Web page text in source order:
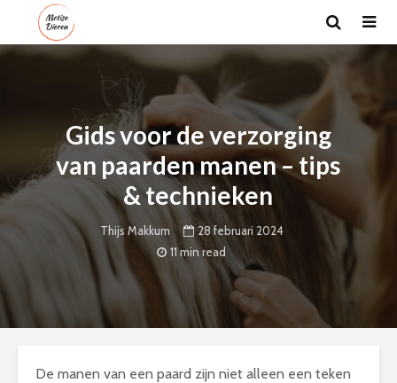
Gids voor de verzorging
van paarden manen – tips
& technieken
Thijs Makkum
28 februari 2024
11 min read
De manen van een paard zijn niet alleen een teken